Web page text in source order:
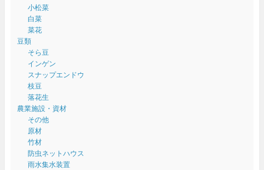
小松菜
白菜
菜花
豆類
そら豆
インゲン
スナップエンドウ
枝豆
落花生
農業施設・資材
その他
原材
竹材
防虫ネットハウス
雨水集水装置